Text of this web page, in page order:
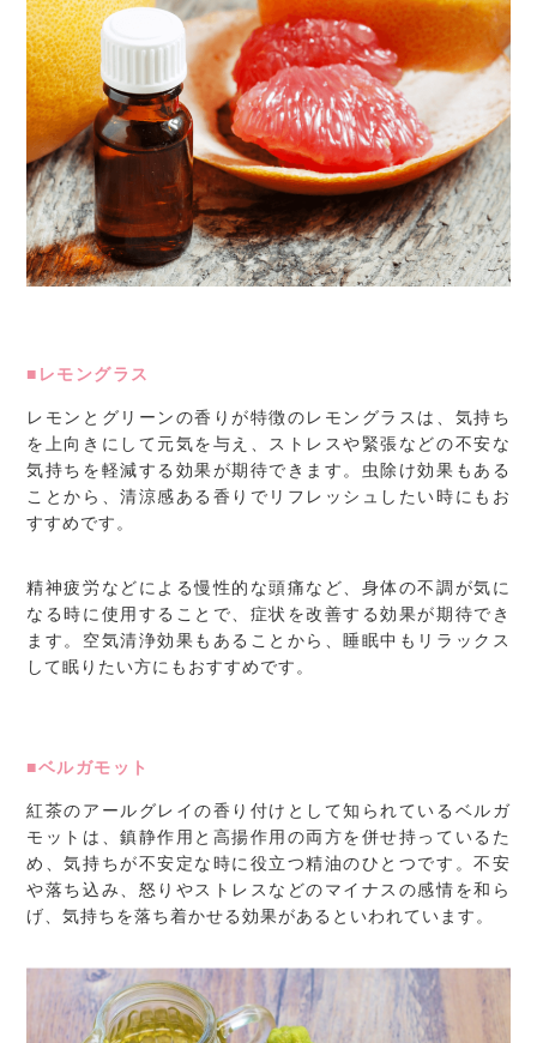
■レモングラス
レモンとグリーンの香りが特徴のレモングラスは、気持ち
を上向きにして元気を与え、ストレスや緊張などの不安な
気持ちを軽減する効果が期待できます。虫除け効果もある
ことから、清涼感ある香りでリフレッシュしたい時にもお
すすめです。
精神疲労などによる慢性的な頭痛など、身体の不調が気に
なる時に使用することで、症状を改善する効果が期待でき
ます。空気清浄効果もあることから、睡眠中もリラックス
して眠りたい方にもおすすめです。
■ベルガモット
紅茶のアールグレイの香り付けとして知られているベルガ
モットは、鎮静作用と高揚作用の両方を併せ持っているた
め、気持ちが不安定な時に役立つ精油のひとつです。不安
や落ち込み、怒りやストレスなどのマイナスの感情を和ら
げ、気持ちを落ち着かせる効果があるといわれています。